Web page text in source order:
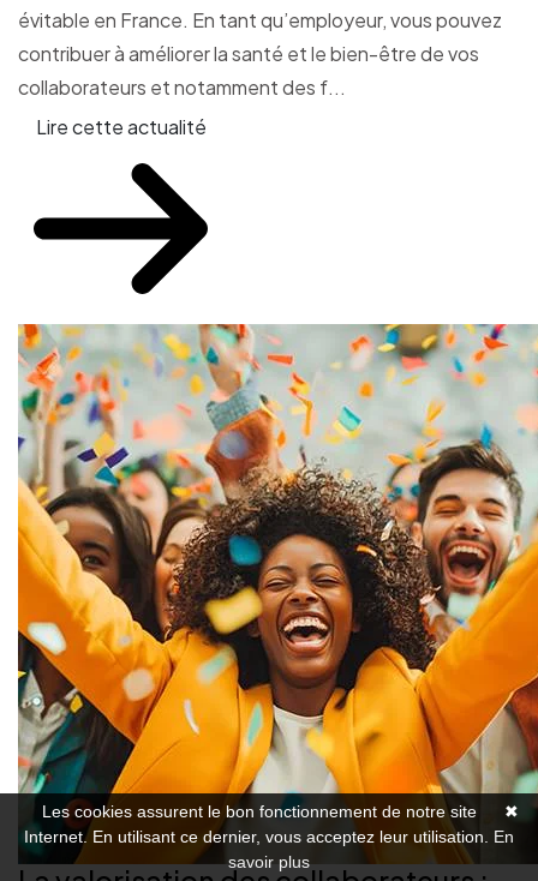
évitable en France. En tant qu’employeur, vous pouvez
contribuer à améliorer la santé et le bien-être de vos
collaborateurs et notamment des f...
Lire cette actualité
✖
Les cookies assurent le bon fonctionnement de notre site
Internet. En utilisant ce dernier, vous acceptez leur utilisation. En
savoir plus